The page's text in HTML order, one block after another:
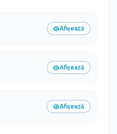
Afișează
Afișează
Afișează